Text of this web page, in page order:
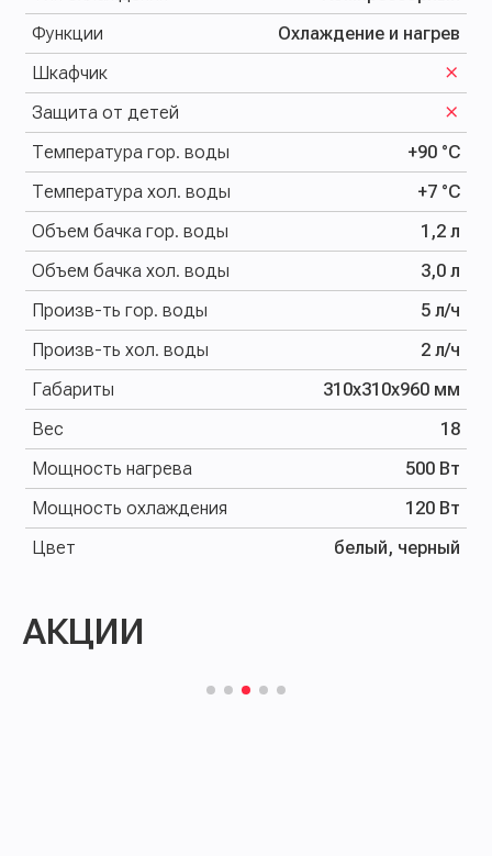
Функции
Охлаждение и нагрев
Шкафчик
Защита от детей
Температура гор. воды
+90 °С
Температура хол. воды
+7 °С
Объем бачка гор. воды
1,2 л
Объем бачка хол. воды
3,0 л
Произв-ть гор. воды
5 л/ч
Произв-ть хол. воды
2 л/ч
Габариты
310х310х960 мм
Вес
18
Мощность нагрева
500 Вт
Мощность охлаждения
120 Вт
Цвет
белый, черный
АКЦИИ